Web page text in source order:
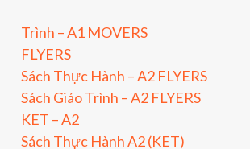
Trình – A1 MOVERS
FLYERS
Sách Thực Hành – A2 FLYERS
Sách Giáo Trình – A2 FLYERS
KET – A2
Sách Thực Hành A2 (KET)